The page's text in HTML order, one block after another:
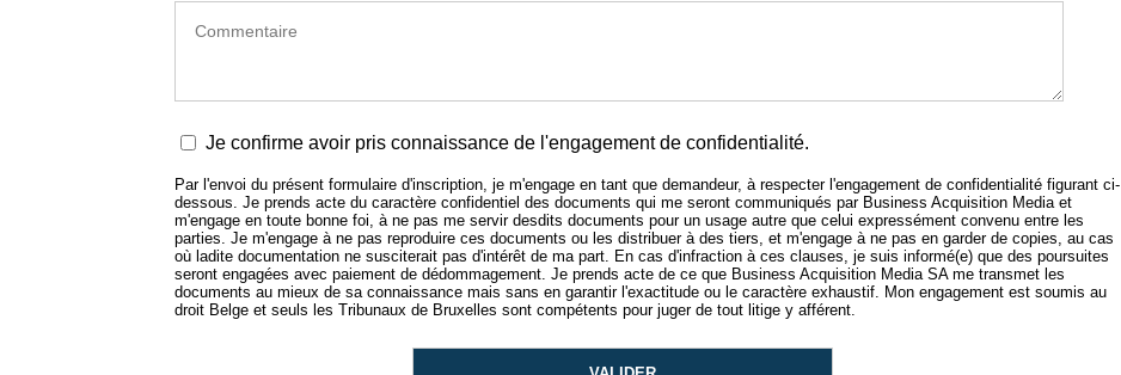
Je confirme avoir pris connaissance de l'engagement de confidentialité.
Par l'envoi du présent formulaire d'inscription, je m'engage en tant que demandeur, à respecter l'engagement de confidentialité figurant ci-
dessous. Je prends acte du caractère confidentiel des documents qui me seront communiqués par Business Acquisition Media et
m'engage en toute bonne foi, à ne pas me servir desdits documents pour un usage autre que celui expressément convenu entre les
parties. Je m'engage à ne pas reproduire ces documents ou les distribuer à des tiers, et m'engage à ne pas en garder de copies, au cas
où ladite documentation ne susciterait pas d'intérêt de ma part. En cas d'infraction à ces clauses, je suis informé(e) que des poursuites
seront engagées avec paiement de dédommagement. Je prends acte de ce que Business Acquisition Media SA me transmet les
documents au mieux de sa connaissance mais sans en garantir l'exactitude ou le caractère exhaustif. Mon engagement est soumis au
droit Belge et seuls les Tribunaux de Bruxelles sont compétents pour juger de tout litige y afférent.